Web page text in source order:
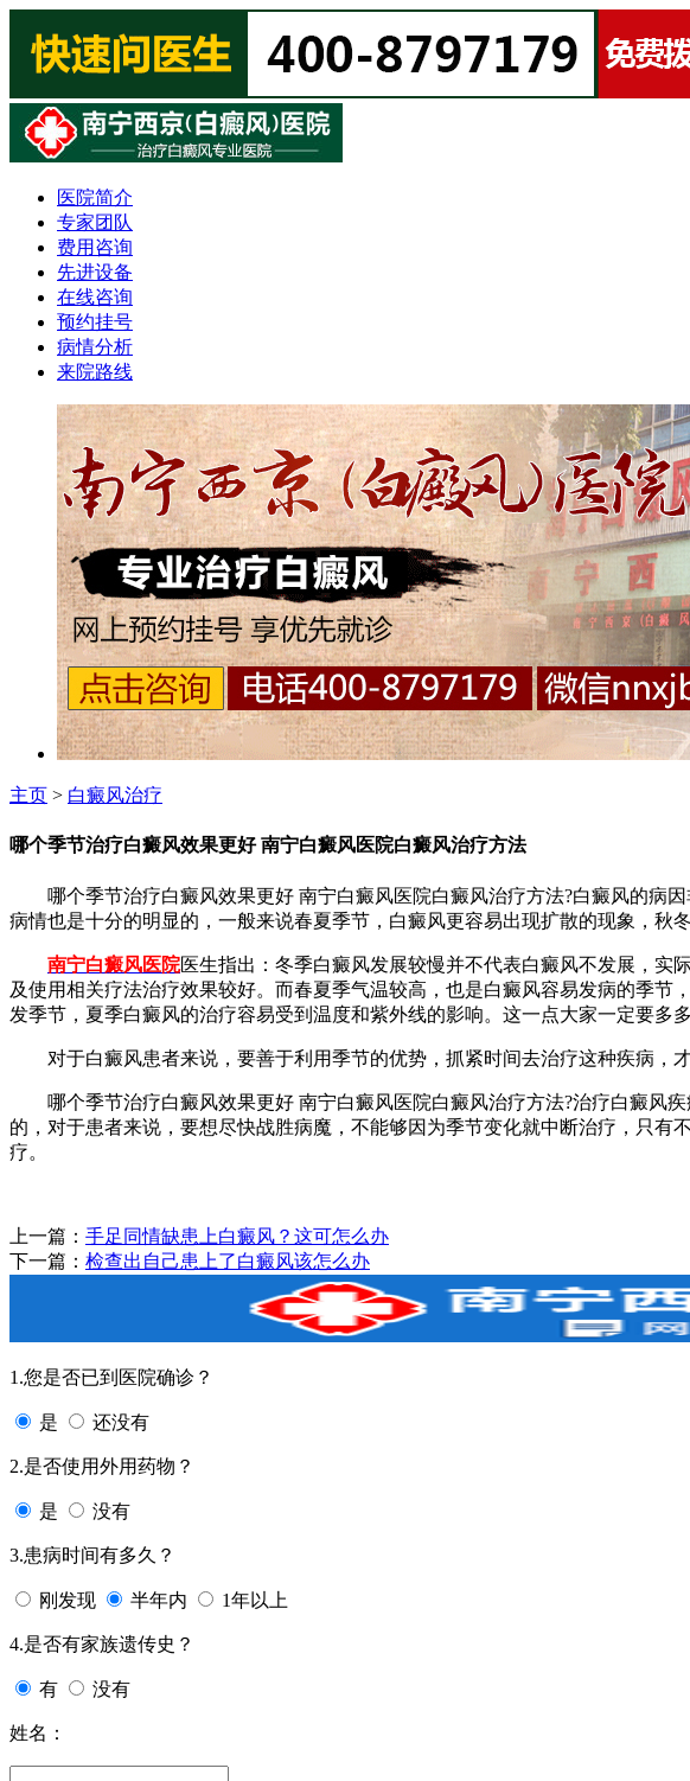
医院简介
专家团队
费用咨询
先进设备
在线咨询
预约挂号
病情分析
来院路线
主页 > 白癜风治疗
哪个季节治疗白癜风效果更好 南宁白癜风医院白癜风治疗方法
哪个季节治疗白癜风效果更好 南宁白癜风医院白癜风治疗方法?白癜风的病
病情也是十分的明显的，一般来说春夏季节，白癜风更容易出现扩散的现象，
南宁白癜风医院医生指出：冬季白癜风发展较慢并不代表白癜风不发展，实
及使用相关疗法治疗效果较好。而春夏季气温较高，也是白癜风容易发病的季
发季节，夏季白癜风的治疗容易受到温度和紫外线的影响。这一点大家一定要多多
对于白癜风患者来说，要善于利用季节的优势，抓紧时间去治疗这种疾病，才
哪个季节治疗白癜风效果更好 南宁白癜风医院白癜风治疗方法?治疗白癜风
的，对于患者来说，要想尽快战胜病魔，不能够因为季节变化就中断治疗，只
疗。
上一篇： 手足同情缺患上白癜风？这可怎么办
下一篇： 检查出自己患上了白癜风该怎么办
1.您是否已到医院确诊？
是 还没有
2.是否使用外用药物？
是 没有
3.患病时间有多久？
刚发现 半年内 1年以上
4.是否有家族遗传史？
有 没有
姓名：